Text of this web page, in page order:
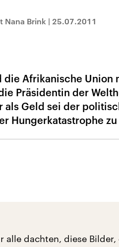
Nana Brink | 25.07.2011
Afrikanische Union
Präsidentin der
Geld sei der
Hungerkatastrophe
alle dachten, diese